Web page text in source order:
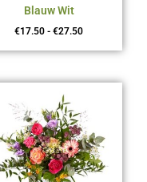
Blauw Wit
€17.50 - €27.50
tot
€26.50